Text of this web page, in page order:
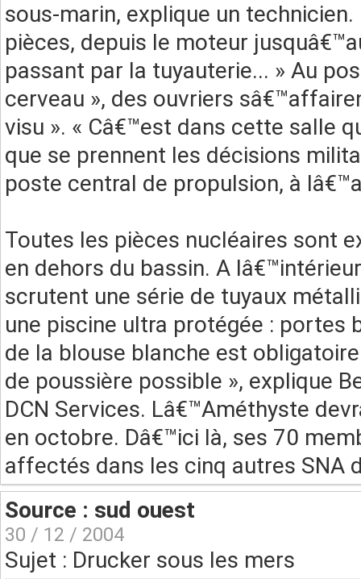
sous-marin, explique un
pièces, depuis le moteur
passant par la tuyauterie... » Au
cerveau », des ouvriers
visu ». « Câ€™est dans cette salle
que se prennent les décisions
poste central de propulsion, à
Toutes les pièces nucléaires sont
en dehors du bassin. A
scrutent une série de tuyaux
une piscine ultra protégée : portes
de la blouse blanche est
de poussière possible », explique
DCN Services. Lâ€™Améthyste
en octobre. Dâ€™ici là, ses 70
affectés dans les cinq autres SNA
Source : sud ouest
30 / 12 / 2004
Sujet : Drucker sous les mers